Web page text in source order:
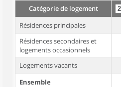
Catégorie de logement
Résidences principales
Résidences secondaires et
logements occasionnels
Logements vacants
Ensemble